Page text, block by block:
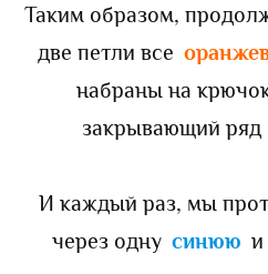
Таким образом,
две петли все
набраны на
закрывающий ряд
И каждый раз, мы
через одну синюю и